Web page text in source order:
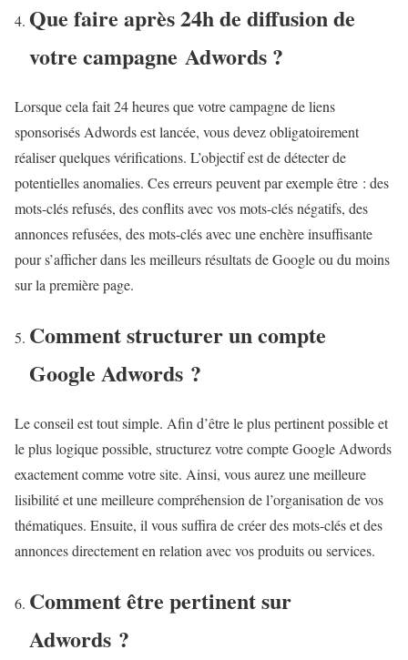
Que faire après 24h de diffusion de
votre campagne Adwords ?
Lorsque cela fait 24 heures que votre campagne de liens
sponsorisés Adwords est lancée, vous devez obligatoirement
réaliser quelques vérifications. L’objectif est de détecter de
potentielles anomalies. Ces erreurs peuvent par exemple être : des
mots-clés refusés, des conflits avec vos mots-clés négatifs, des
annonces refusées, des mots-clés avec une enchère insuffisante
pour s’afficher dans les meilleurs résultats de Google ou du moins
sur la première page.
Comment structurer un compte
Google Adwords ?
Le conseil est tout simple. Afin d’être le plus pertinent possible et
le plus logique possible, structurez votre compte Google Adwords
exactement comme votre site. Ainsi, vous aurez une meilleure
lisibilité et une meilleure compréhension de l’organisation de vos
thématiques. Ensuite, il vous suffira de créer des mots-clés et des
annonces directement en relation avec vos produits ou services.
Comment être pertinent sur
Adwords ?